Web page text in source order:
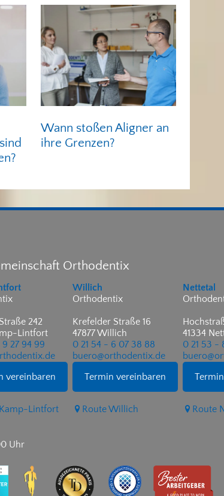
Wann stoßen Aligner an
ihre Grenzen?
Orthodentix
242
Lintfort
27 94 99
vereinbaren
Lintfort
Willich
Orthodentix
Krefelder Straße 16
47877 Willich
0 21 54 - 6 07 38 88
buero@orthodentix.de
Termin vereinbaren
Route Willich
Nettetal
41334
0 21 53 -
Route
Uhr